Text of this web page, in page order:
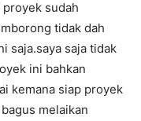
proyek sudah
tidak dah
saja.saya saja tidak
ini bahkan
kemana siap proyek
melaikan